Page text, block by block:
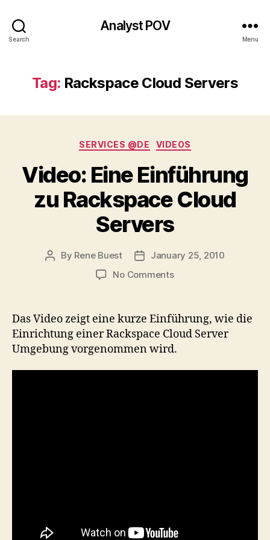
Search
Analyst POV
Menu
Tag: Rackspace Cloud Servers
Categories
SERVICES @DE VIDEOS
Video: Eine Einführung
zu Rackspace Cloud
Servers
Post
By Rene Buest
PostJanuary 25, 2010
No Commentson
Einführung
Rackspace
Cloud
Das Video zeigt eine kurze Einführung, wie die
Einrichtung einer Rackspace Cloud Server
Umgebung vorgenommen wird.